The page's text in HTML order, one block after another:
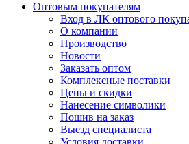
Оптовым покупателям
Вход в ЛК оптового
О компании
Производство
Новости
Заказать оптом
Комплексные поставки
Цены и скидки
Нанесение символики
Пошив на заказ
Выезд специалиста
Условия доставки